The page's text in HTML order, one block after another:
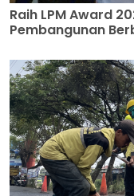
Raih LPM Award
Pembangunan